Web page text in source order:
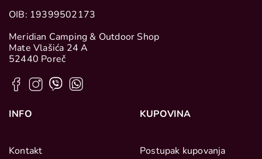
OIB: 19399502173
Meridian Camping & Outdoor Shop
Mate Vlašića 24 A
52440 Poreč
INFO
Kontakt
KUPOVINA
Postupak kupovanja